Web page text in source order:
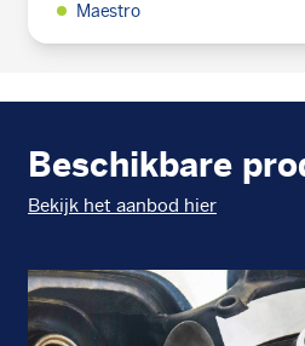
Maestro
Beschikbare
Bekijk het aanbod hier